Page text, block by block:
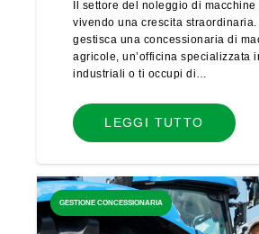
Il settore del noleggio di
vivendo una crescita straordinaria.
gestisca una concessionaria di
agricole, un’officina specializzata
industriali o ti occupi di…
LEGGI TUTTO
GESTIONE CONCESSIONARIA